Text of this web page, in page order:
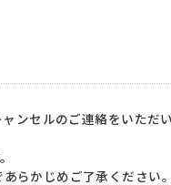
ンセルのご連絡をいただ
らかじめご了承ください